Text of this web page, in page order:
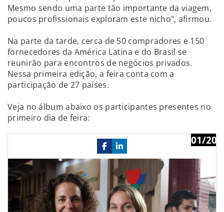
Mesmo sendo uma parte tão importante da viagem,
poucos profissionais exploram este nicho", afirmou.
Na parte da tarde, cerca de 50 compradores e 150
fornecedores da América Latina e do Brasil se
reunirão para encontros de negócios privados.
Nessa primeira edição, a feira conta com a
participação de 27 países.
Veja no álbum abaixo os participantes presentes no
primeiro dia de feira:
01/20
Previous